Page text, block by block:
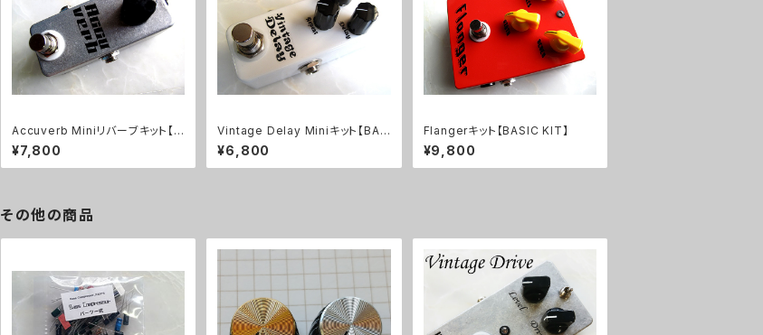
Accuverb Miniリバーブキット【B
ASIC KIT】
¥7,800
Vintage Delay Miniキット【BAS
IC KIT】
¥6,800
Flangerキット【BASIC KIT】
¥9,800
その他の商品